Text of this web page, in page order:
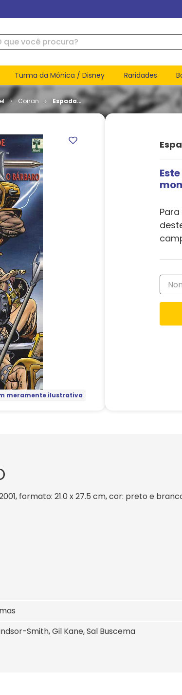
você procura?
Turma da Mônica / Disney Raridades
Conan
Espada
Selvagem
meramente ilustrativa
formato: 21.0 x 27.5 cm, cor: preto e
Smith, Gil Kane, Sal Buscema